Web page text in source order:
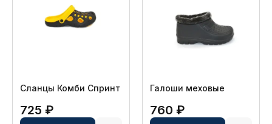
Сланцы Комби Спринт
725 ₽
Галоши меховые
760 ₽